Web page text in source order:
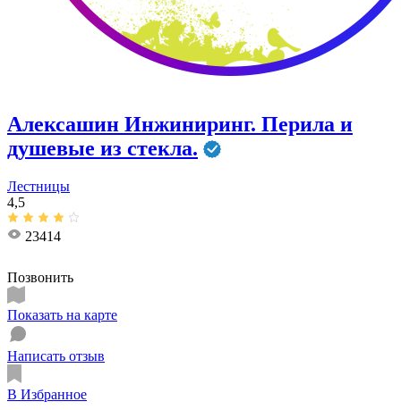
Алексашин Инжиниринг. Перила и
душевые из стекла.
Лестницы
4,5
23414
Позвонить
Показать на карте
Написать отзыв
В Избранное